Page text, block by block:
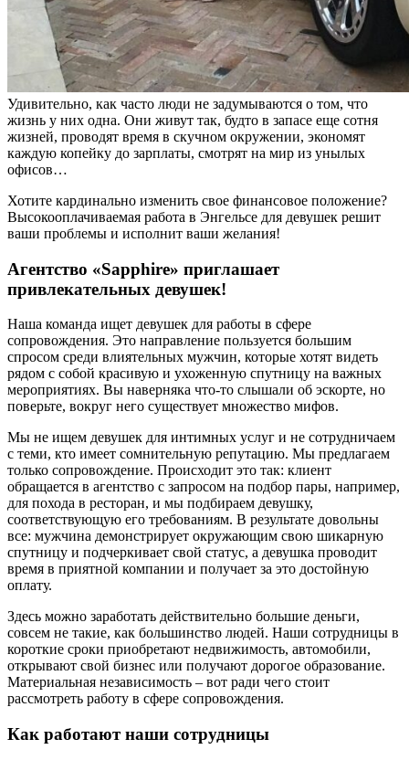
Удивительно, как часто люди не задумываются о том, что
жизнь у них одна. Они живут так, будто в запасе еще сотня
жизней, проводят время в скучном окружении, экономят
каждую копейку до зарплаты, смотрят на мир из унылых
офисов…
Хотите кардинально изменить свое финансовое положение?
Высокооплачиваемая работа в Энгельсе для девушек решит
ваши проблемы и исполнит ваши желания!
Агентство «Sapphire» приглашает
привлекательных девушек!
Наша команда ищет девушек для работы в сфере
сопровождения. Это направление пользуется большим
спросом среди влиятельных мужчин, которые хотят видеть
рядом с собой красивую и ухоженную спутницу на важных
мероприятиях. Вы наверняка что-то слышали об эскорте, но
поверьте, вокруг него существует множество мифов.
Мы не ищем девушек для интимных услуг и не сотрудничаем
с теми, кто имеет сомнительную репутацию. Мы предлагаем
только сопровождение. Происходит это так: клиент
обращается в агентство с запросом на подбор пары, например,
для похода в ресторан, и мы подбираем девушку,
соответствующую его требованиям. В результате довольны
все: мужчина демонстрирует окружающим свою шикарную
спутницу и подчеркивает свой статус, а девушка проводит
время в приятной компании и получает за это достойную
оплату.
Здесь можно заработать действительно большие деньги,
совсем не такие, как большинство людей. Наши сотрудницы в
короткие сроки приобретают недвижимость, автомобили,
открывают свой бизнес или получают дорогое образование.
Материальная независимость – вот ради чего стоит
рассмотреть работу в сфере сопровождения.
Как работают наши сотрудницы